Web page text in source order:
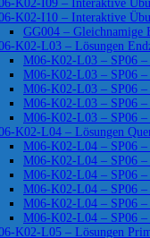
K02-I09 – Interaktive
K02-I10 – Interaktive
GG004 – Gleichnamige
K02-L03 – Lösungen
M06-K02-L03 – SP06 –
M06-K02-L03 – SP06 –
M06-K02-L03 – SP06 –
M06-K02-L03 – SP06 –
M06-K02-L03 – SP06 –
K02-L04 – Lösungen
M06-K02-L04 – SP06 –
M06-K02-L04 – SP06 –
M06-K02-L04 – SP06 –
M06-K02-L04 – SP06 –
M06-K02-L04 – SP06 –
M06-K02-L04 – SP06 –
K02-L05 – Lösungen